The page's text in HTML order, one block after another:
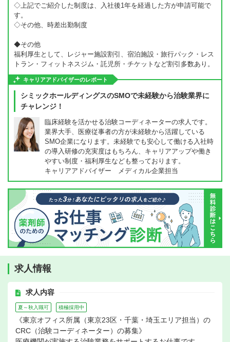
◇上記でご紹介した制度は、入社後1年を経過した方が申請可能で
す。
◇その他、時差出勤制度
◆その他
福利厚生として、レジャー施設割引、宿泊施設・旅行パック・レス
トラン・フィットネスジム・託児所・チケットなど割引多数あり。
キャリアアドバイザーのレポート
シミックホールディングスのSMOで未経験から治験業界に
チャレンジ！
臨床経験を活かせる治験コーディネーターの求人です。
業界大手、医療従事者の方が未経験から活躍している
SMO企業になります。未経験でも安心して働ける入社時
の導入研修の充実度はもちろん、キャリアアップや働き
やすい制度・福利厚生なども整っております。
キャリアアドバイザー メディカル企業担当
求人情報
求人内容
夏～秋入職可 積極採用中
《東京オフィス所属（東京23区・千葉・埼玉エリア担当）の
CRC（治験コーディネーター）の募集》